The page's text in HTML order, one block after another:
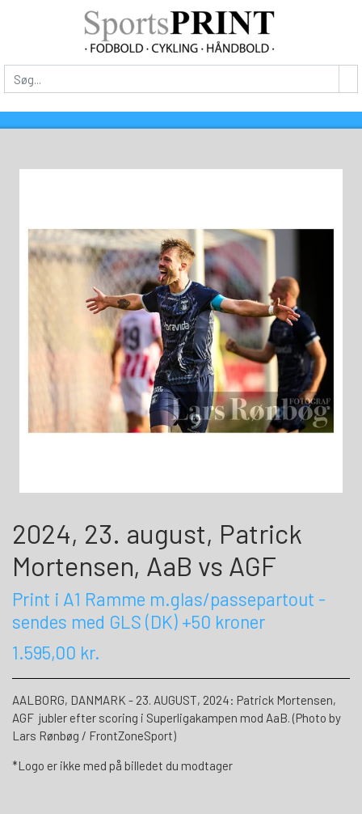
2024, 23. august, Patrick
Mortensen, AaB vs AGF
Print i A1 Ramme m.glas/passepartout -
sendes med GLS (DK) +50 kroner
1.595,00 kr.
AALBORG, DANMARK - 23. AUGUST, 2024: Patrick Mortensen,
AGF jubler efter scoring i Superligakampen mod AaB. (Photo by
Lars Rønbøg / FrontZoneSport)
*Logo er ikke med på billedet du modtager